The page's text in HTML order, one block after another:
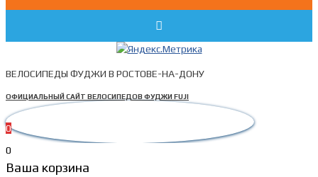
ВЕЛОСИПЕДЫ ФУДЖИ В РОСТОВЕ-НА-ДОНУ
ОФИЦИАЛЬНЫЙ САЙТ ВЕЛОСИПЕДОВ ФУДЖИ FUJI
0
0
Ваша корзина